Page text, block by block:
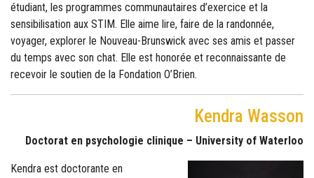
étudiant, les programmes communautaires d’exercice et la
sensibilisation aux STIM. Elle aime lire, faire de la randonnée,
voyager, explorer le Nouveau-Brunswick avec ses amis et passer
du temps avec son chat. Elle est honorée et reconnaissante de
recevoir le soutien de la Fondation O’Brien.
Kendra Wasson
Doctorat en psychologie clinique – University of Waterloo
Kendra est doctorante en